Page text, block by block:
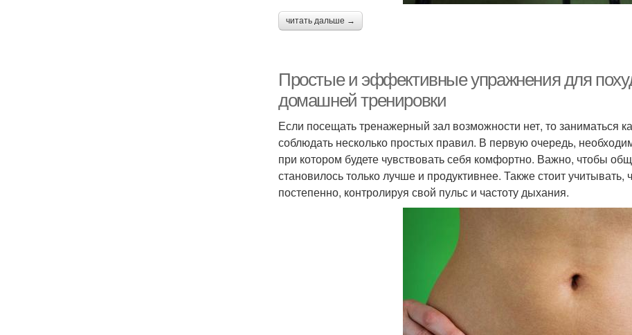
читать дальше →
Простые и эффективные упражнения для
домашней тренировки
Если посещать тренажерный зал возможности нет, то
соблюдать несколько простых правил. В первую очередь,
при котором будете чувствовать себя комфортно. Важно, чтобы
становилось только лучше и продуктивнее. Также стоит учитывать,
постепенно, контролируя свой пульс и частоту дыхания.